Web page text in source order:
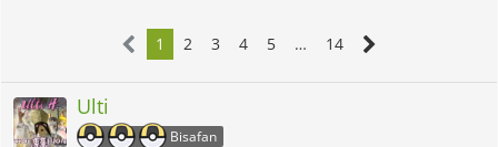
1 2 3 4 5 … 14
Ulti
Bisafan